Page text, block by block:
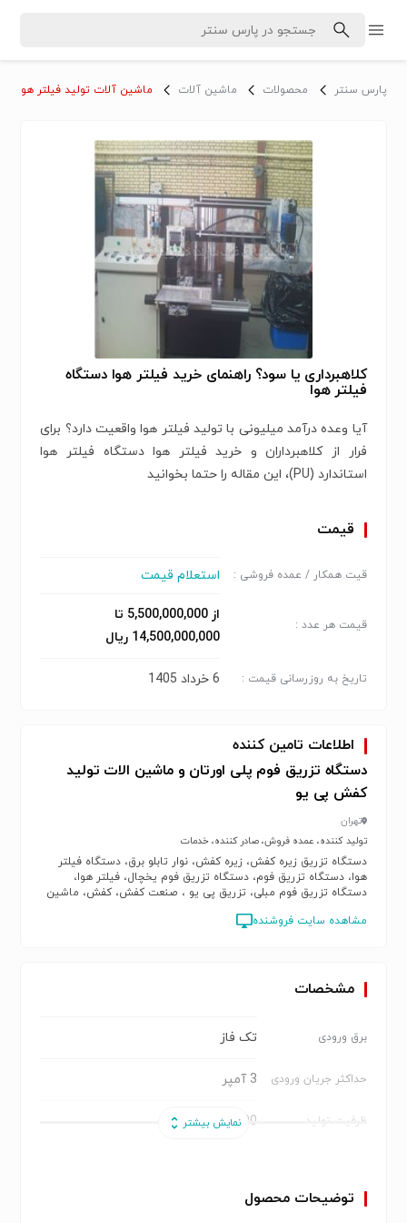
پارس سنتر محصولات ماشین آلات ماشین آلات تولید فیلتر هوا
کلاهبرداری یا سود؟ راهنمای خرید فیلتر هوا دستگاه
فیلتر هوا
آیا وعده درآمد میلیونی با تولید فیلتر هوا واقعیت دارد؟ برای
فرار از کلاهبرداران و خرید فیلتر هوا دستگاه فیلتر هوا
استاندارد (PU)، این مقاله را حتما بخوانید
قیمت
قیت همکار / عمده فروشی : استعلام قیمت
قیمت هر عدد :
از 5,500,000,000 تا
14,500,000,000 ریال
تاریخ به روزرسانی قیمت : 6 خرداد 1405
اطلاعات تامین کننده
دستگاه تزریق فوم پلی اورتان و ماشین الات تولید
کفش پی یو
تهران
تولید کننده، عمده فروش، صادر کننده، خدمات
دستگاه تزریق زیره کفش، زیره کفش، نوار تابلو برق، دستگاه فیلتر
هوا، دستگاه تزریق فوم، دستگاه تزریق فوم یخچال، فیلتر هوا،
دستگاه تزریق فوم مبلی، تزریق پی یو ، صنعت کفش، کفش، ماشین
کفش، ماشین الات تولید کفش
مشاهده سایت فروشنده
مشخصات
برق ورودی تک فاز
حداکثر جریان ورودی 3 آمپر
ظرفیت تولید 600 عدد در ساعت
کشور سازنده ایران
توضیحات محصول